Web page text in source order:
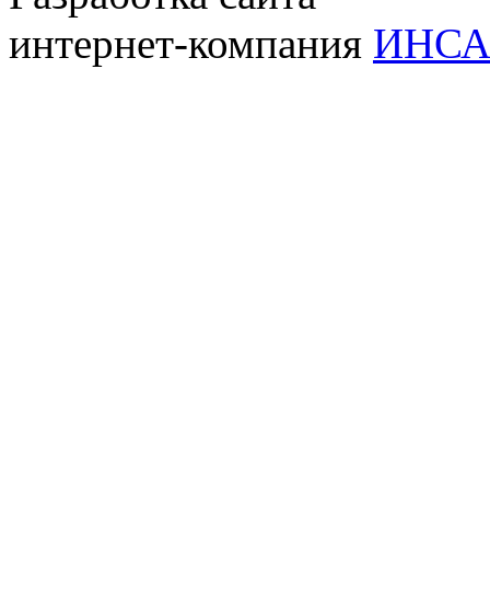
интернет-компания